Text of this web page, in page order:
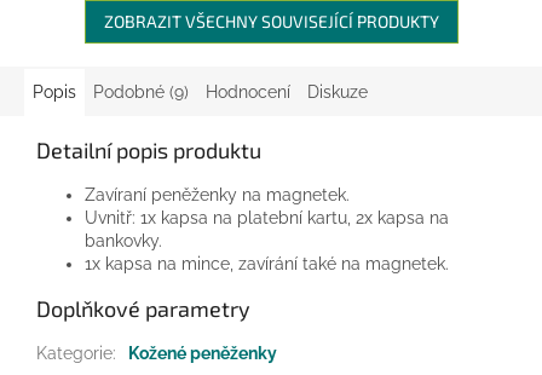
ZOBRAZIT VŠECHNY SOUVISEJÍCÍ PRODUKTY
Popis Podobné (9) Hodnocení Diskuze
Detailní popis produktu
Zavíraní peněženky na magnetek.
Uvnitř: 1x kapsa na platební kartu, 2x kapsa na
bankovky.
1x kapsa na mince, zavírání také na magnetek.
Doplňkové parametry
Kategorie:
Kožené peněženky